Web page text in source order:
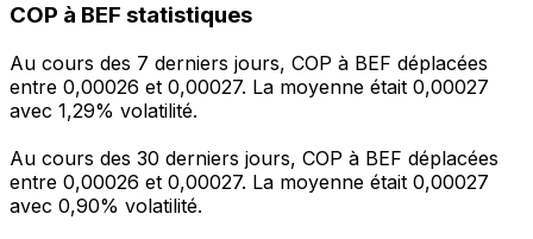
COP à BEF statistiques
Au cours des 7 derniers jours, COP à BEF déplacées
entre 0,00026 et 0,00027. La moyenne était 0,00027
avec 1,29% volatilité.
Au cours des 30 derniers jours, COP à BEF déplacées
entre 0,00026 et 0,00027. La moyenne était 0,00027
avec 0,90% volatilité.